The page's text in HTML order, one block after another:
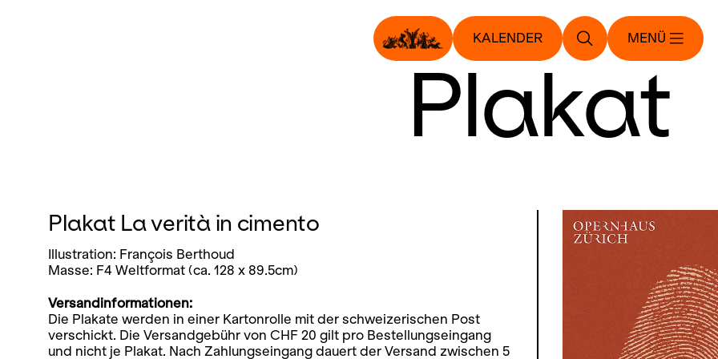
KALENDER MENÜ
Plakat
Plakat La verità in cimento
Illustration: François Berthoud
Masse: F4 Weltformat (ca. 128 x 89.5cm)
Versandinformationen:
Die Plakate werden in einer Kartonrolle mit der schweizerischen Post
verschickt. Die Versandgebühr von CHF 20 gilt pro Bestellungseingang
und nicht je Plakat. Nach Zahlungseingang dauert der Versand zwischen 5